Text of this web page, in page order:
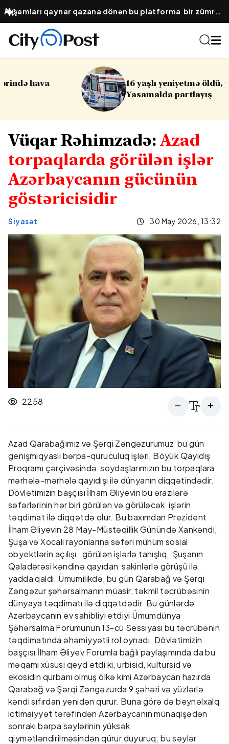
Axşamları qaynar qazana dönən bu platforma bir zümrə
qadınlarla dolu olur...
16 yaşlı yeniyetmə öldü, yaralılar var -
Yasamalda partlayış
Vüqar Rəhimzadə: Azad
torpaqlarda görülən işlər
Azərbaycanın gücünün
göstəricisidir
Siyasət 30 May 2026, 13:32
2258
Azad Qarabağımız və Şərqi Zəngəzurumuz bu gün
genişmiqyaslı bərpa-quruculuq işləri, Böyük Qayıdış
Proqramı çərçivəsində soydaşlarımızın bu torpaqlara
mərhələ-mərhələ qayıdışı ilə dünyanın diqqətindədir.
Dövlətimizin başçısı İlham Əliyevin bu ərazilərə
səfərlərinin hər biri görülən və görüləcək işlərin
təqdimat ilə diqqətdə olur. Bu baxımdan Prezident
İlham Əliyevin 28 May-Müstəqillik Günündə Xankəndi,
Şuşa və Xocalı rayonlarına səfəri mühüm sosial
obyektlərin açılışı, görülən işlərlə tanışlıq, Şuşanın
Qaladərəsi kəndinə qayıdan sakinlərlə görüşü ilə
yadda qaldı. Ümumilikdə, bu gün Qarabağ və Şərqi
Zəngəzur şəhərsalmanın müasir, təkmil təcrübəsinin
dünyaya təqdimatı ilə diqqətdədir. Bu günlərdə
Azərbaycanın ev sahibliyi etdiyi Ümumdünya
Şəhərsalma Forumunun 13-cü Sessiyası bu təcrübənin
təqdimatında əhəmiyyətli rol oynadı. Dövlətimizin
başçısı İlham Əliyev Forumla bağlı paylaşımında da bu
məqamı xüsusi qeyd etdi ki, urbisid, kultursid və
ekosidin qurbanı olmuş ölkə kimi Azərbaycan hazırda
Qarabağ və Şərqi Zəngəzurda 9 şəhəri və yüzlərlə
kəndi sıfırdan yenidən qurur. Buna görə də beynəlxalq
ictimaiyyət tərəfindən Azərbaycanın münaqişədən
sonrakı bərpa səylərinin yüksək
qiymətləndirilməsindən qürur duyuruq; bu səylər